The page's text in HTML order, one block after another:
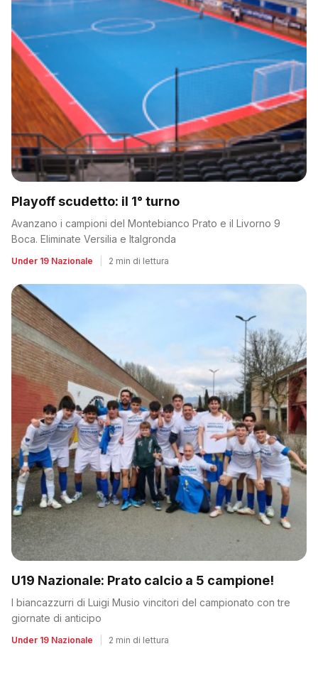
Playoff scudetto: il 1° turno
Avanzano i campioni del Montebianco Prato e il Livorno 9
Boca. Eliminate Versilia e Italgronda
Under 19 Nazionale 2 min di lettura
U19 Nazionale: Prato calcio a 5 campione!
I biancazzurri di Luigi Musio vincitori del campionato con tre
giornate di anticipo
Under 19 Nazionale 2 min di lettura